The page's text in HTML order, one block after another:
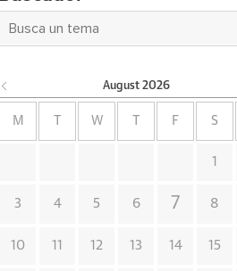
August 2026
M W F S
1
3 4 5 6 7 8
10 11 12 13 14 15